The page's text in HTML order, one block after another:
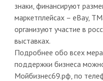
знаки, финансируют
маркетплейсах – eBay,
организуют участие в
выставках.
Подробнее обо всех
поддержки бизнеса
Мойбизнес69.рф, по